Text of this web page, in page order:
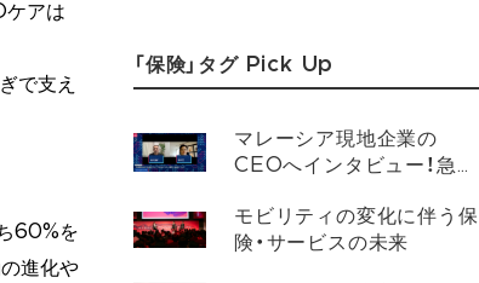
ケアは
で支え
60%を
進化や
「保険」タグ Pick Up
マレーシア現地企業の
CEOへインタビュー！急成
モビリティ事情と未来につ
いて
モビリティの変化に伴う保
険・サービスの未来